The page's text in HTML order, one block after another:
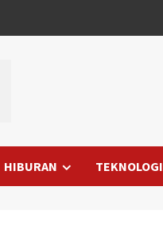
HIBURAN TEKNOLOGI